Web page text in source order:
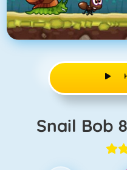
Snail Bob